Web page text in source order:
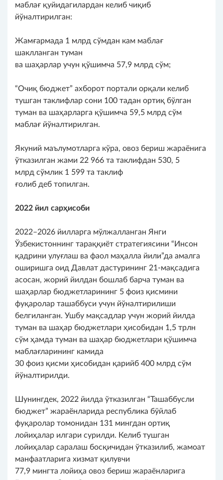
маблағ қуйидагилардан келиб чиқиб
йўналтирилган:
Жамғармада 1 млрд сўмдан кам маблағ
шаклланган туман
ва шаҳарлар учун қўшимча 57,9 млрд сўм;
“Очиқ бюджет” ахборот портали орқали келиб
тушган таклифлар сони 100 тадан ортиқ бўлган
туман ва шаҳарларга қўшимча 59,5 млрд сўм
маблағ йўналтирилган.
Якуний маълумотларга кўра, овоз бериш жараёнига
ўтказилган жами 22 966 та таклифдан 530, 5
млрд сўмлик 1 599 та таклиф
ғолиб деб топилган.
2022 йил сарҳисоби
2022–2026 йилларга мўлжалланган Янги
Ўзбекистоннинг тараққиёт стратегиясини “Инсон
қадрини улуғлаш ва фаол маҳалла йили”да амалга
оширишга оид Давлат дастурининг 21-мақсадига
асосан, жорий йилдан бошлаб барча туман ва
шаҳарлар бюджетларининг 5 фоиз қисмини
фуқаролар ташаббуси учун йўналтирилиши
белгиланган. Ушбу мақсадлар учун жорий йилда
туман ва шаҳар бюджетлари ҳисобидан 1,5 трлн
сўм ҳамда туман ва шаҳар бюджетлари қўшимча
маблағларининг камида
30 фоиз қисми ҳисобидан қарийб 400 млрд сўм
йўналтирилди.
Шунингдек, 2022 йилда ўтказилган “Ташаббусли
бюджет” жараёнларида республика бўйлаб
фуқаролар томонидан 131 мингдан ортиқ
лойиҳалар илгари сурилди. Келиб тушган
лойиҳалар саралаш босқичидан ўтказилиб, жамоат
манфаатларига хизмат қилувчи
77,9 мингта лойиҳа овоз бериш жараёнларига